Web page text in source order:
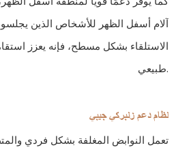
آلام أسفل الظهر للأشخاص الذين
الاستلقاء بشكل مسطح، فإنه يعزز
طبيعي.
نظام دعم زنبركي جيبي
تعمل النوابض المغلفة بشكل فردي